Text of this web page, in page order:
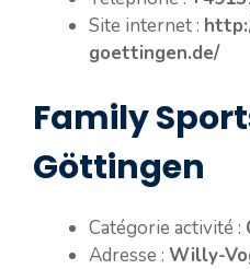
Site internet :
goettingen.de/
Family
Göttingen
Catégorie activité :
Adresse : Willy-